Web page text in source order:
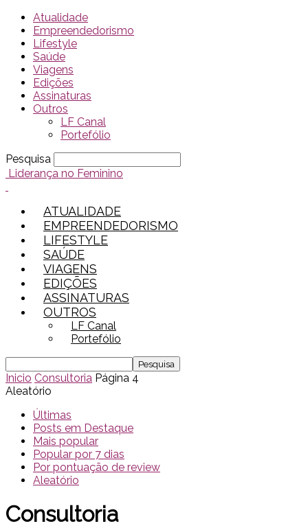
Atualidade
Empreendedorismo
Lifestyle
Saúde
Viagens
Edições
Assinaturas
Outros
LF Canal
Portefólio
Pesquisa
Liderança no Feminino
ATUALIDADE
EMPREENDEDORISMO
LIFESTYLE
SAÚDE
VIAGENS
EDIÇÕES
ASSINATURAS
OUTROS
LF Canal
Portefólio
Inicio Consultoria Página 4
Aleatório
Últimas
Posts em Destaque
Mais popular
Popular por 7 dias
Por pontuação de review
Aleatório
Consultoria